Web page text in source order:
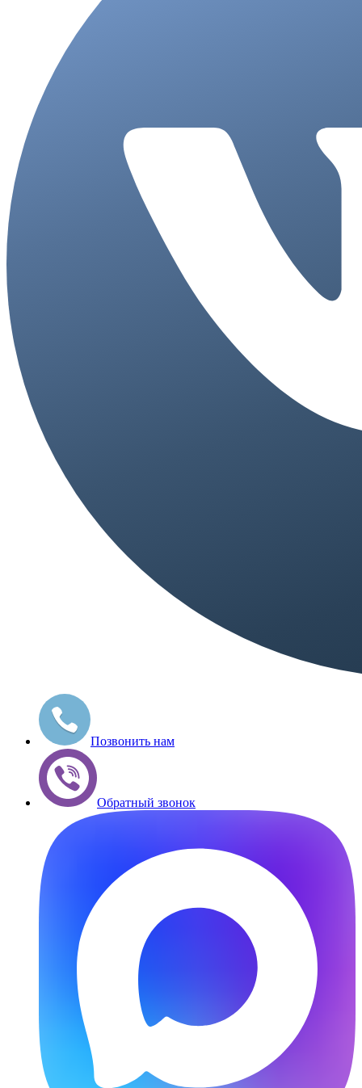
Позвонить нам
Обратный звонок